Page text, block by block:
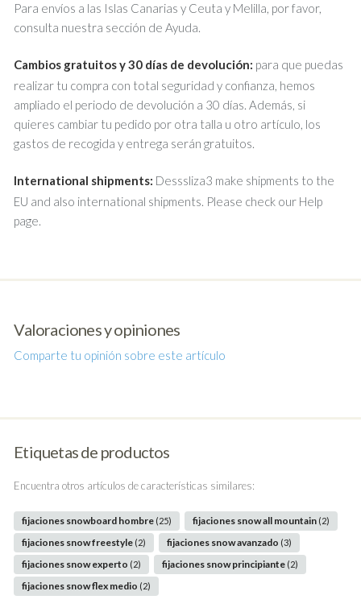
Para envíos a las Islas Canarias y Ceuta y Melilla, por favor,
consulta nuestra sección de Ayuda.
Cambios gratuitos y 30 días de devolución: para que puedas
realizar tu compra con total seguridad y confianza, hemos
ampliado el periodo de devolución a 30 días. Además, si
quieres cambiar tu pedido por otra talla u otro artículo, los
gastos de recogida y entrega serán gratuitos.
International shipments: Desssliza3 make shipments to the
EU and also international shipments. Please check our Help
page.
Valoraciones y opiniones
Comparte tu opinión sobre este artículo
Etiquetas de productos
Encuentra otros artículos de características similares:
fijaciones snowboard hombre (25) fijaciones snow all mountain (2)
fijaciones snow freestyle (2) fijaciones snow avanzado (3)
fijaciones snow experto (2) fijaciones snow principiante (2)
fijaciones snow flex medio (2)